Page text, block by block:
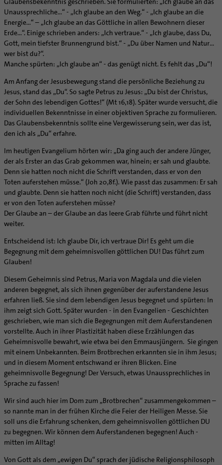
Unaussprechliche…“ - „Ich glaube an den Weg.“ - „Ich glaube an die
Energie…“ – „Ich glaube an das Göttliche in allen Bewohnern dieser
Erde…“. Einige schrieben anders: „Ich vertraue.“ - „Ich glaube, dass Du,
Gott, mein tiefster Brunnengrund bist.“ - „Du über Namen und Natur…
wer bist du?“.
Manche spürten: „Ich glaube an“ - das genügt nicht. Es fehlt das „Du“!
Am Anfang der Jesusbewegung stand die persönliche Beziehung zu
Jesus, stand das „Du“. So sagte Petrus zu Jesus: „Du bist der Christus,
der Sohn des lebendigen Gottes!“ (Mt 16,18). Später wurde versucht, die
individuellen Bekenntnisse in einer objektiven Sprache zu formulieren.
Das Glaubensbekenntnis sollte eine Vergewisserung sein, wer das ist,
den ich als „Du“ erfahre.
Im heutigen Evangelium hörten wir: „Da ging auch der andere Jünger,
der als Erster an das Grab gekommen war, hinein; er sah und glaubte.
Denn sie hatten noch nicht die Schrift verstanden, dass er von den
Toten auferstehen müsse.“ (Joh 20,8f.). Wie passt das zusammen: Er sah
und glaubte. Denn sie hatten noch nicht (die Schrift) verstanden, dass
er von den Toten auferstehen müsse?
Der Glaube an – der Glaube an das leere Grab führte und führt nicht
weiter.
Entscheidend ist: Ich glaube Dir, ich vertraue Dir! Es geht um die
Begegnung mit dem geheimnisvollen göttlichen DU! Das führt zum
Glauben!
Diesem Geheimnis sind Petrus, Maria von Magdala und die vielen
anderen begegnet, als sich ihnen gegenüber der auferstandene Jesus
erfahren ließ. Sie sind dem lebendigen Jesus begegnet und spürten: In
ihm zeigt sich Gott. Später wurden - in den Evangelien - Geschichten
geschrieben, wie man sich die Begegnungen mit dem Auferstandenen
vorstellte. Auch in ihrer Plastizität haben diese Erzählungen das
Geheimnisvolle bewahrt, wie etwa bei den Emmausjüngern. Sie gingen
mit einem Unbekannten. Beim Brotbrechen erkannten sie in ihm Jesus;
und in diesem Moment entschwand er ihren Blicken. Eine
geheimnisvolle Begegnung! Der Versuch, etwas Unaussprechliches in
Sprache zu fassen!
Wir sind auch hier im Dom zum „Brotbrechen“ zusammengekommen –
so nannte man in der frühen Kirche die Feier der Heiligen Messe. Sie
soll uns die Erfahrung schenken, dem geheimnisvollen göttlichen DU
zu begegnen. Wir können dem Auferstandenen begegnen! Auch -
mitten im Alltag!
Von Gott als dem „ewigen Du“ sprach der jüdische Religionsphilosoph